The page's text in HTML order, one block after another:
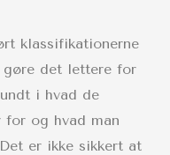
klassifikationerne
det lettere for
i hvad de
og hvad man
er ikke sikkert at